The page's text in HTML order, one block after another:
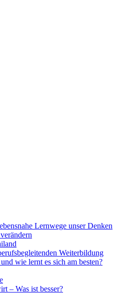
Lernwege unser Denken
Weiterbildung
wie lernt es sich am besten?
– Was ist besser?